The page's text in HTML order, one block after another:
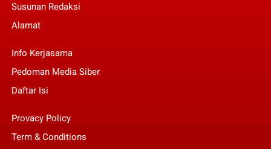
Susunan Redaksi
Alamat
Info Kerjasama
Pedoman Media Siber
Daftar Isi
Provacy Policy
Term & Conditions